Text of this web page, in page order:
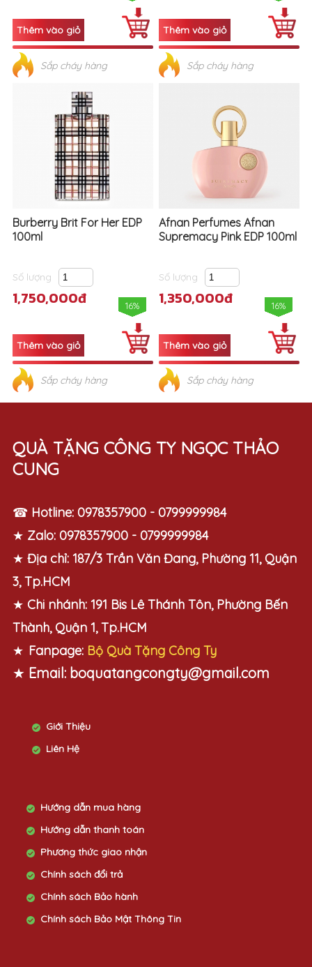
Burberry Brit For Her EDP
1,750,000đ
Sắp cháy hàng
Afnan Perfumes Afnan
Supremacy Pink EDP 100ml
1,350,000đ 16%
Sắp cháy hàng
QUÀ TẶNG CÔNG TY NGỌC THẢO
CUNG
☎ Hotline: 0978357900 - 0799999984
★Zalo:
0978357900 - 0799999984
3, Tp.HCM
★ Chi nhánh: 191 Bis Lê Thánh Tôn, Phường Bến
Thành, Quận 1, Tp.HCM
★
Fanpage:
★Email: boquatangcongty@gmail.com
Giới Thiệu
Liên Hệ
Hướng dẫn mua hàng
Hướng dẫn thanh toán
Chính sách đổi trả
Chính sách Bảo hành
Chính sách Bảo Mật Thông Tin
COPYRIGHT © 2017 Quà Tặng Công Ty